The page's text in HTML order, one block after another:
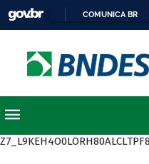
COMUNICA BR